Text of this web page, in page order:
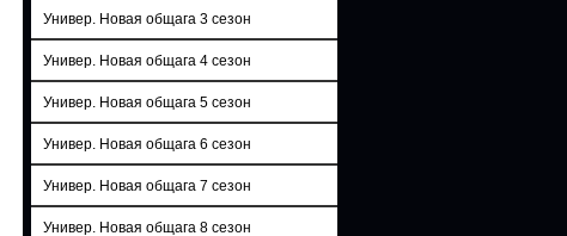
Универ. Новая общага 3 сезон
Универ. Новая общага 4 сезон
Универ. Новая общага 5 сезон
Универ. Новая общага 6 сезон
Универ. Новая общага 7 сезон
Универ. Новая общага 8 сезон